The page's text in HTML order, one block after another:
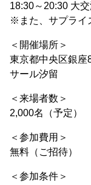
18:30～20:30 大
※また、サプライ
＜開催場所＞
東京都中央区銀座
サール汐留
＜来場者数＞
2,000名（予定）
＜参加費用＞
無料（ご招待）
＜参加条件＞